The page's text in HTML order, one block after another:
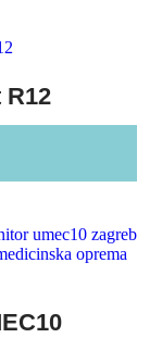
R12